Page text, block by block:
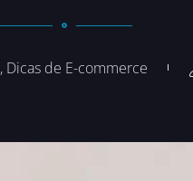
, Dicas de E-commerce